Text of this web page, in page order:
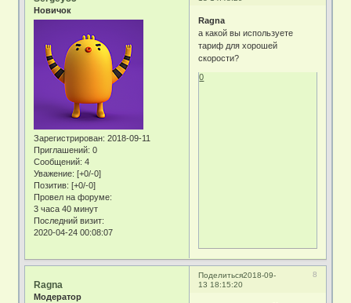
Новичок
Зарегистрирован: 2018-09-11
Приглашений: 0
Сообщений: 4
Уважение: [+0/-0]
Позитив: [+0/-0]
Провел на форуме:
3 часа 40 минут
Последний визит:
2020-04-24 00:08:07
Ragna
а какой вы используете
тариф для хорошей
скорости?
0
Поделиться 8
2018-09-
13 18:15:20
Ragna
Модератор